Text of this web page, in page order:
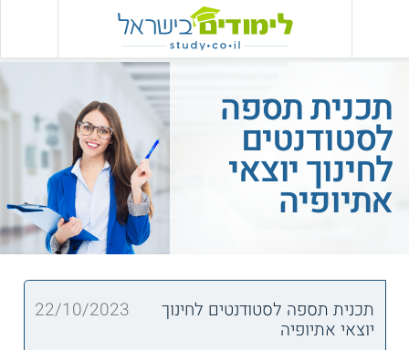
תכנית תספה
לסטודנטים
לחינוך יוצאי
אתיופיה
תכנית תספה לסטודנטים לחינוך
יוצאי אתיופיה
22/10/2023